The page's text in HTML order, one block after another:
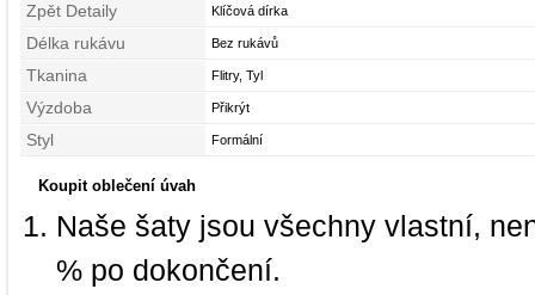
Zpět Detaily Klíčová dírka
Délka rukávu Bez rukávů
Tkanina Flitry, Tyl
Výzdoba Přikrýt
Styl Formální
Koupit oblečení úvah
Naše šaty jsou všechny vlastní,
% po dokončení.